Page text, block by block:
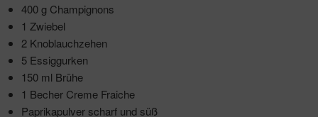
400 g Champignons
1 Zwiebel
2 Knoblauchzehen
5 Essiggurken
150 ml Brühe
1 Becher Creme Fraiche
Paprikapulver scharf und süß